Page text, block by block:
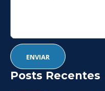
Posts Recentes